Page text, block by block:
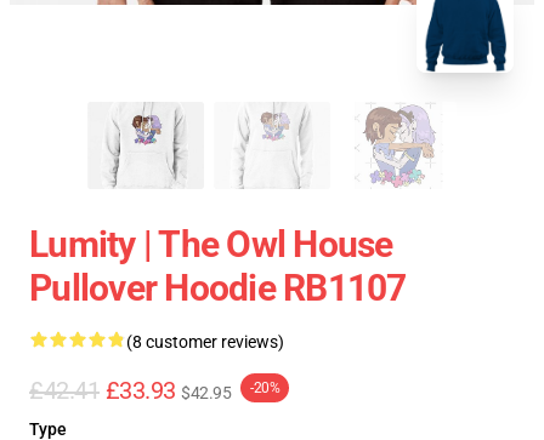
Lumity | The Owl House
Pullover Hoodie RB1107
(8 customer reviews)
£42.41 £33.93 $42.95 -20%
Type